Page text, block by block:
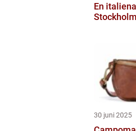
En
Stockholm
30 juni 2025